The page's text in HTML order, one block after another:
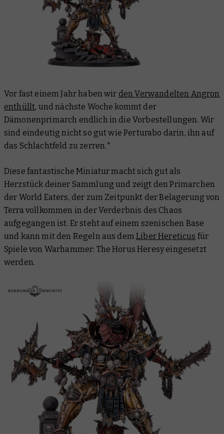
Vor fast einem Jahr haben wir den Verwandelten Angron
enthüllt, und nächste Woche kommt der
Dämonenprimarch endlich in die Vorbestellungen. Wir
sind eindeutig nicht so gut wie Perturabo darin, ihn auf
das Schlachtfeld zu zerren.*
Diese fantastische Miniatur macht sich gut als
Herzstück deiner Sammlung und zeigt den Primarchen
der World Eaters, der zum Zeitpunkt der Belagerung von
Terra vollkommen in der Verderbnis des Chaos
aufgegangen ist. Er steht auf einem szenischen Base
und kann mit den Regeln aus demLiber Hereticus für
Spiele von Warhammer: The Horus Heresy eingesetzt
werden.